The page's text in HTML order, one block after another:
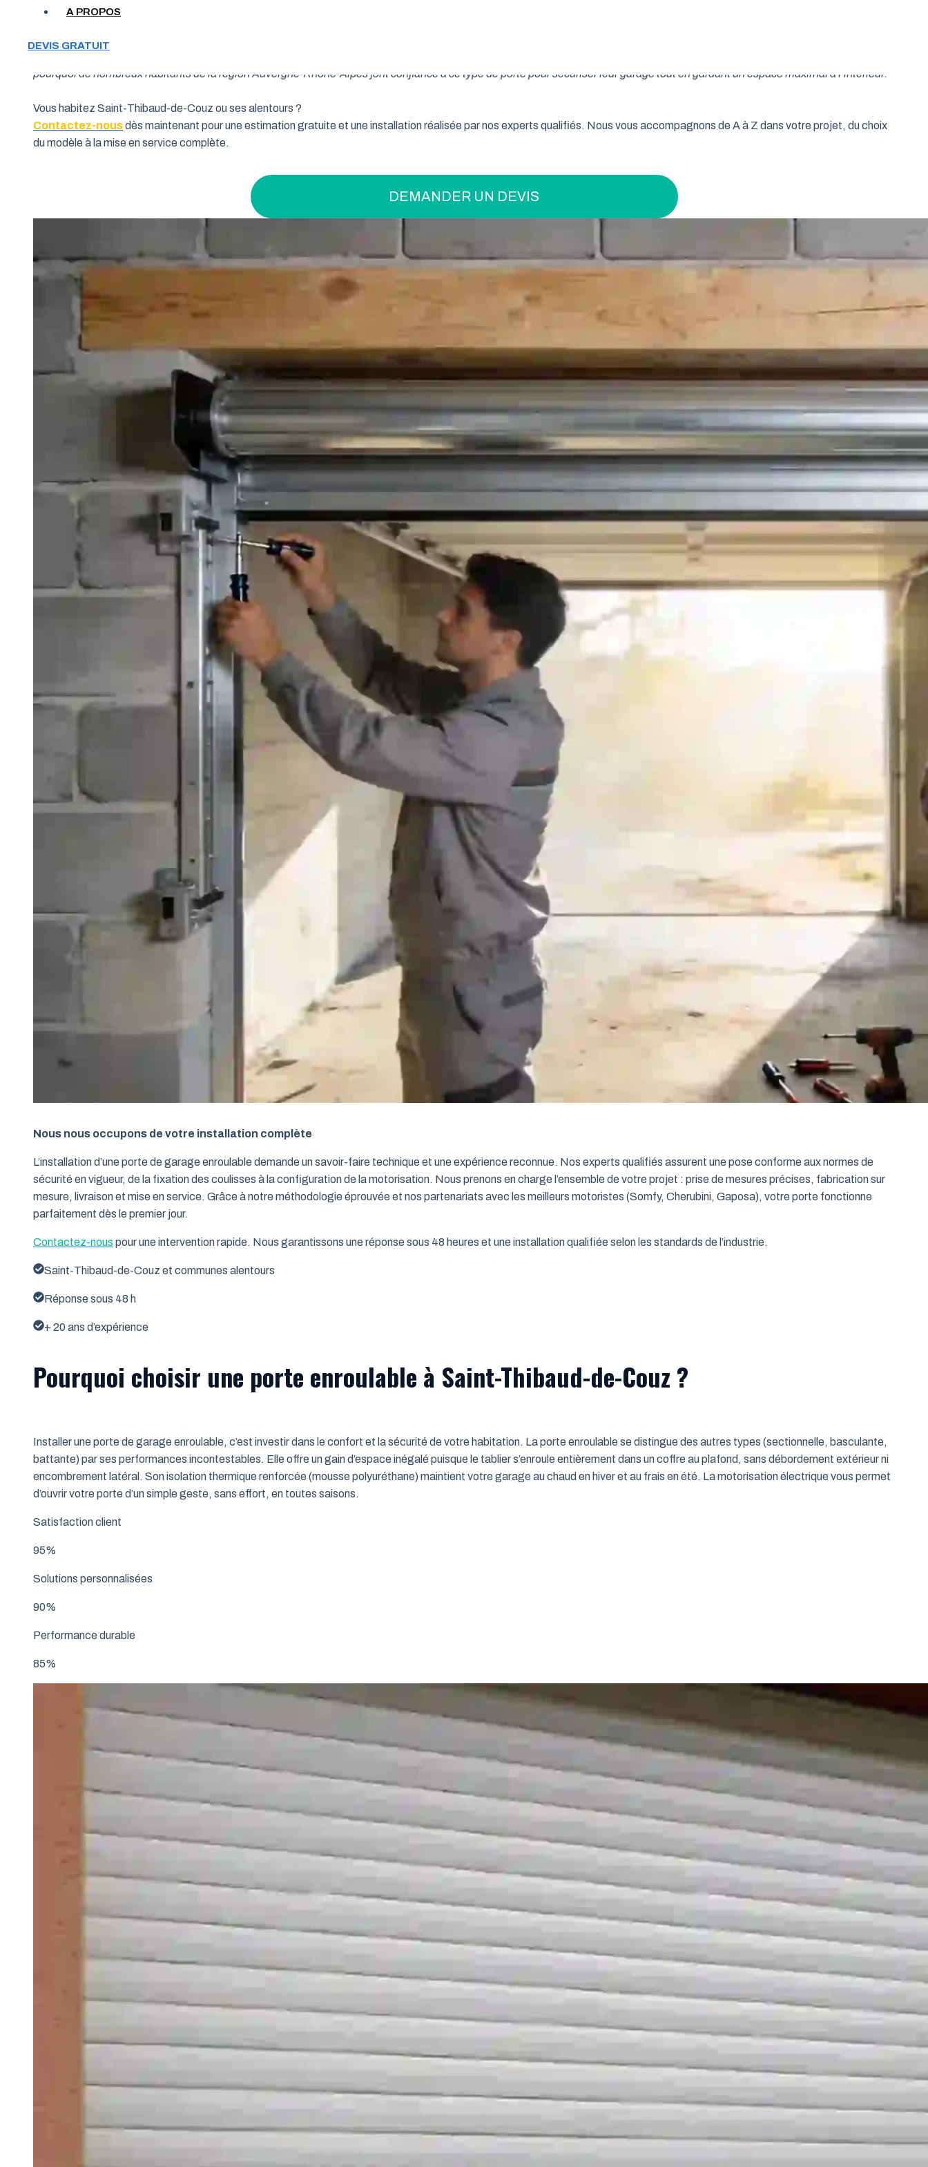
A PROPOS
DEVIS GRATUIT
pourquoi de nombreux habitants de la région Auvergne-Rhône-Alpes font confiance à ce type de porte pour sécuriser leur garage tout en gardant un espace maximal à l’intérieur.
Vous habitez Saint-Thibaud-de-Couz ou ses alentours ?
Contactez-nousdès maintenant pour une estimation gratuite et une installation réalisée par nos experts qualifiés. Nous vous accompagnons de A à Z dans votre projet, du choix
du modèle à la mise en service complète.
DEMANDER UN DEVIS
Nous nous occupons de votre installation complète
L’installation d’une porte de garage enroulable demande un savoir-faire technique et une expérience reconnue. Nos experts qualifiés assurent une pose conforme aux normes de
sécurité en vigueur, de la fixation des coulisses à la configuration de la motorisation. Nous prenons en charge l’ensemble de votre projet : prise de mesures précises, fabrication sur
mesure, livraison et mise en service. Grâce à notre méthodologie éprouvée et nos partenariats avec les meilleurs motoristes (Somfy, Cherubini, Gaposa), votre porte fonctionne
parfaitement dès le premier jour.
Contactez-nous pour une intervention rapide. Nous garantissons une réponse sous 48 heures et une installation qualifiée selon les standards de l’industrie.
Saint-Thibaud-de-Couz et communes alentours
Réponse sous 48 h
+ 20 ans d’expérience
Pourquoi choisir une porte enroulable à Saint-Thibaud-de-Couz ?
Installer une porte de garage enroulable, c’est investir dans le confort et la sécurité de votre habitation. La porte enroulable se distingue des autres types (sectionnelle, basculante,
battante) par ses performances incontestables. Elle offre un gain d’espace inégalé puisque le tablier s’enroule entièrement dans un coffre au plafond, sans débordement extérieur ni
encombrement latéral. Son isolation thermique renforcée (mousse polyuréthane) maintient votre garage au chaud en hiver et au frais en été. La motorisation électrique vous permet
d’ouvrir votre porte d’un simple geste, sans effort, en toutes saisons.
Satisfaction client
95%
Solutions personnalisées
90%
Performance durable
85%